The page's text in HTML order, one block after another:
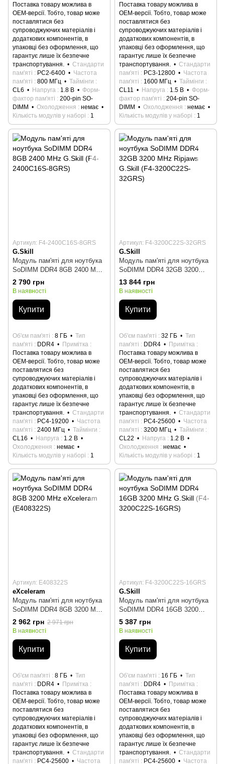
Поставка товару можлива в
ОЕМ-версії. Тобто, товар може
поставлятися без
супроводжуючих матеріалів і
додаткових компонентів, в
упаковці без оформлення, що
гарантує лише їх безпечне
транспортування.
Стандарти
пам'яті
PC2-6400
Частота
пам'яті
800 МГц
Таймінги
CL6
Напруга 1.8 В
Форм-
фактор пам'яті
200-pin SO-
DIMM
Охолодження
немає
Кількість модулів у наборі
1
Поставка товару можлива в
ОЕМ-версії. Тобто, товар може
поставлятися без
супроводжуючих матеріалів і
додаткових компонентів, в
упаковці без оформлення, що
гарантує лише їх безпечне
транспортування.
Стандарти
пам'яті
PC3-12800
Частота
пам'яті
1600 МГц
Таймінги
CL11
Напруга 1.5 В
Форм-
фактор пам'яті
204-pin SO-
DIMM
Охолодження
немає
Кількість модулів у наборі
1
Артикул: F4-2400C16S-8GRS
G.Skill
Модуль пам'яті для ноутбука
SoDIMM DDR4 8GB 2400 MHz
G.Skill (F4-2400C16S-8GRS)
2 790 грн
В наявності
Купити
Об'єм пам'яті 8 ГБ
Тип
пам'яті
DDR4
Примітка
Поставка товару можлива в
ОЕМ-версії. Тобто, товар може
поставлятися без
супроводжуючих матеріалів і
додаткових компонентів, в
упаковці без оформлення, що
гарантує лише їх безпечне
транспортування.
Стандарти
пам'яті
PC4-19200
Частота
пам'яті
2400 МГц
Таймінги
CL16
Напруга
1.2 В
Охолодження
немає
Кількість модулів у наборі
1
Артикул: F4-3200C22S-32GRS
G.Skill
Модуль пам'яті для ноутбука
SoDIMM DDR4 32GB 3200
MHz Ripjaws G.Skill (F4-
3200C22S-32GRS)
13 844 грн
В наявності
Купити
Об'єм пам'яті 32 ГБ
Тип
пам'яті
DDR4
Примітка
Поставка товару можлива в
ОЕМ-версії. Тобто, товар може
поставлятися без
супроводжуючих матеріалів і
додаткових компонентів, в
упаковці без оформлення, що
гарантує лише їх безпечне
транспортування.
Стандарти
пам'яті
PC4-25600
Частота
пам'яті
3200 МГц
Таймінги
CL22
Напруга
1.2 В
Охолодження
немає
Кількість модулів у наборі
1
Артикул: E408322S
eXceleram
Модуль пам'яті для ноутбука
SoDIMM DDR4 8GB 3200 MHz
eXceleram (E408322S)
2 962 грн 2 971 грн
В наявності
Купити
Об'єм пам'яті 8 ГБ
Тип
пам'яті
DDR4
Примітка
Поставка товару можлива в
ОЕМ-версії. Тобто, товар може
поставлятися без
супроводжуючих матеріалів і
додаткових компонентів, в
упаковці без оформлення, що
гарантує лише їх безпечне
транспортування.
Стандарти
пам'яті
PC4-25600 Частота
Артикул: F4-3200C22S-16GRS
G.Skill
Модуль пам'яті для ноутбука
SoDIMM DDR4 16GB 3200
MHz G.Skill (F4-3200C22S-
16GRS)
5 387 грн
В наявності
Купити
Об'єм пам'яті 16 ГБ
Тип
пам'яті
DDR4
Примітка
Поставка товару можлива в
ОЕМ-версії. Тобто, товар може
поставлятися без
супроводжуючих матеріалів і
додаткових компонентів, в
упаковці без оформлення, що
гарантує лише їх безпечне
транспортування.
Стандарти
пам'яті
PC4-25600 Частота